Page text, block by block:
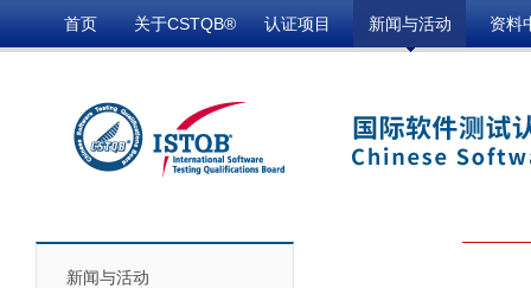
首页 关于CSTQB® 认证项目 新闻与活动 资料
新闻与活动